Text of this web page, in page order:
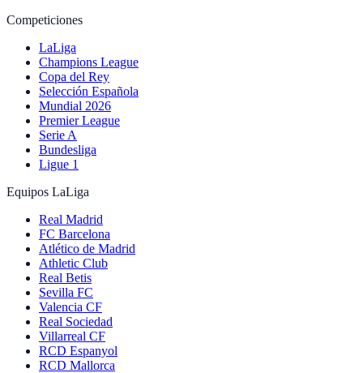
Competiciones
LaLiga
Champions League
Copa del Rey
Selección Española
Mundial 2026
Premier League
Serie A
Bundesliga
Ligue 1
Equipos LaLiga
Real Madrid
FC Barcelona
Atlético de Madrid
Athletic Club
Real Betis
Sevilla FC
Valencia CF
Real Sociedad
Villarreal CF
RCD Espanyol
RCD Mallorca